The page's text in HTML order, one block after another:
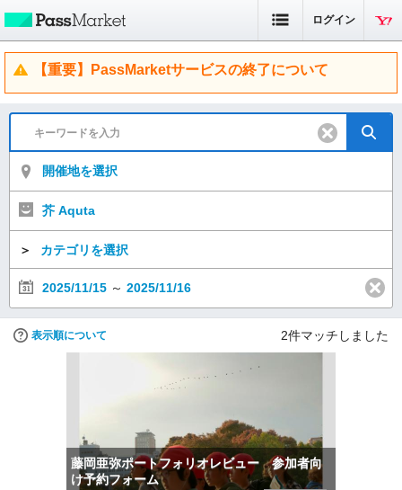
ログイン
【重要】PassMarketサービスの終了について
開催地を選択
芥 Aquta
＞ カテゴリを選択
2025/11/15 ～ 2025/11/16
表示順について 2件マッチしました
藤岡亜弥ポートフォリオレビュー 参加者向
け予約フォーム